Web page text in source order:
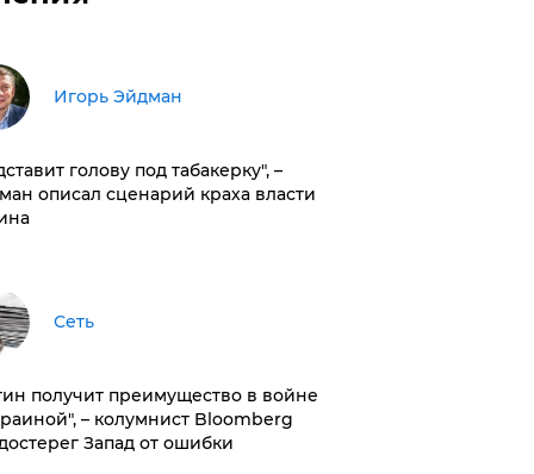
Игорь Эйдман
голову под табакерку", –
описал сценарий краха власти
Сеть
получит преимущество в войне
– колумнист Bloomberg
Запад от ошибки